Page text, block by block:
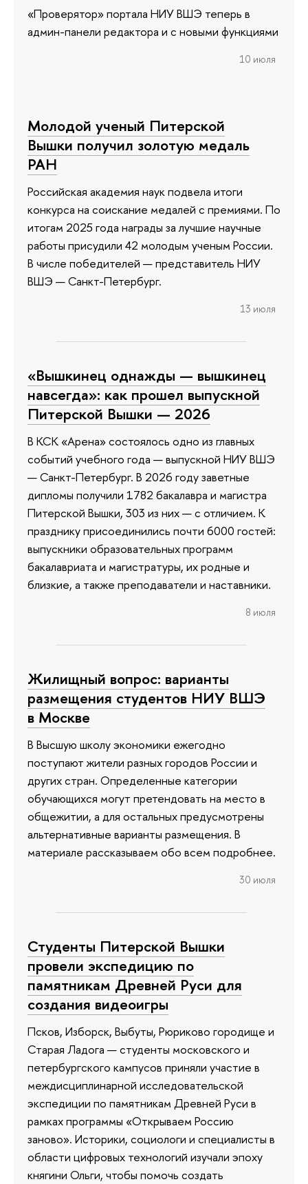
«Проверятор» портала НИУ ВШЭ теперь в
админ-панели редактора и с новыми функциями
10 июля
Молодой ученый Питерской
Вышки получил золотую медаль
РАН
Российская академия наук подвела итоги
конкурса на соискание медалей с премиями. По
итогам 2025 года награды за лучшие научные
работы присудили 42 молодым ученым России.
В числе победителей — представитель НИУ
ВШЭ — Санкт-Петербург.
13 июля
«Вышкинец однажды — вышкинец
навсегда»: как прошел выпускной
Питерской Вышки — 2026
В КСК «Арена» состоялось одно из главных
событий учебного года — выпускной НИУ ВШЭ
— Санкт-Петербург. В 2026 году заветные
дипломы получили 1782 бакалавра и магистра
Питерской Вышки, 303 из них — с отличием. К
празднику присоединились почти 6000 гостей:
выпускники образовательных программ
бакалавриата и магистратуры, их родные и
близкие, а также преподаватели и наставники.
8 июля
Жилищный вопрос: варианты
размещения студентов НИУ ВШЭ
в Москве
В Высшую школу экономики ежегодно
поступают жители разных городов России и
других стран. Определенные категории
обучающихся могут претендовать на место в
общежитии, а для остальных предусмотрены
альтернативные варианты размещения. В
материале рассказываем обо всем подробнее.
30 июля
Студенты Питерской Вышки
провели экспедицию по
памятникам Древней Руси для
создания видеоигры
Псков, Изборск, Выбуты, Рюриково городище и
Старая Ладога — студенты московского и
петербургского кампусов приняли участие в
междисциплинарной исследовательской
экспедиции по памятникам Древней Руси в
рамках программы «Открываем Россию
заново». Историки, социологи и специалисты в
области цифровых технологий изучали эпоху
княгини Ольги, чтобы помочь создать